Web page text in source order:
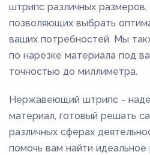
штрипс различных
позволяющих выбрать
ваших потребностей. Мы
по нарезке материала под
точностью до миллиметра.
Нержавеющий штрипс -
материал, готовый решать
различных сферах
помочь вам найти